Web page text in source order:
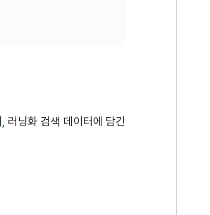
러닝화 검색 데이터에 담긴